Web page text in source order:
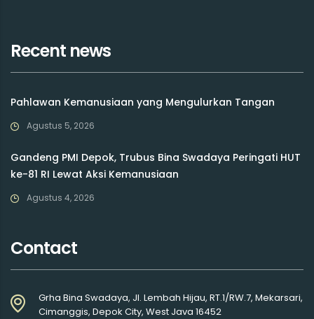
Recent news
Pahlawan Kemanusiaan yang Mengulurkan Tangan
Agustus 5, 2026
Gandeng PMI Depok, Trubus Bina Swadaya Peringati HUT
ke-81 RI Lewat Aksi Kemanusiaan
Agustus 4, 2026
Contact
Grha Bina Swadaya, Jl. Lembah Hijau, RT.1/RW.7, Mekarsari,
Cimanggis, Depok City, West Java 16452